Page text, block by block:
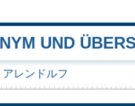
UND
アレンドルフ